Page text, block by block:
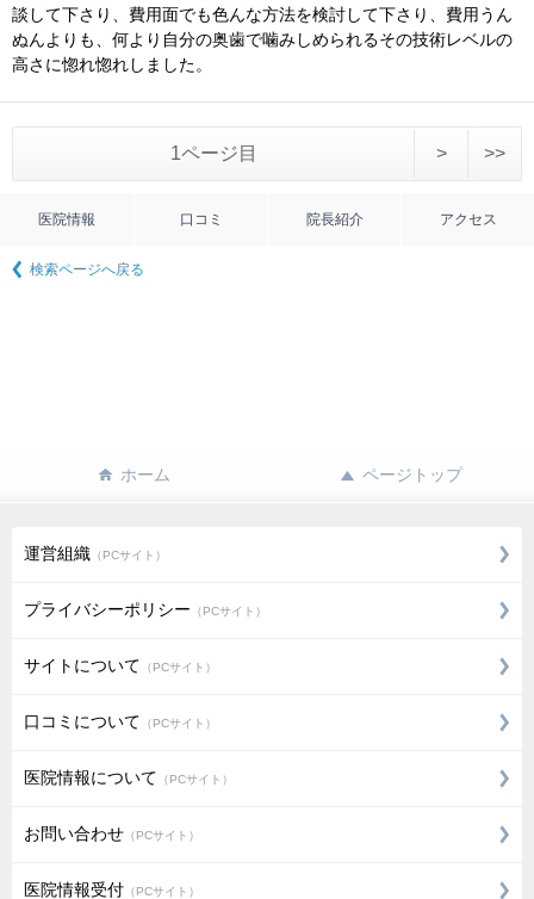
談して下さり、費用面でも色んな方法を検討して下さり、費用うん
ぬんよりも、何より自分の奥歯で噛みしめられるその技術レベルの
高さに惚れ惚れしました。
1ページ目 > >>
医院情報 口コミ 院長紹介 アクセス
検索ページへ戻る
ホーム ページトップ
運営組織 （PCサイト）
プライバシーポリシー （PCサイト）
サイトについて （PCサイト）
口コミについて （PCサイト）
医院情報について （PCサイト）
お問い合わせ （PCサイト）
医院情報受付 （PCサイト）